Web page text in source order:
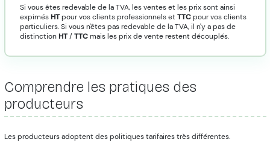
Si vous êtes redevable de la TVA, les ventes et les prix sont ainsi
expimésHTpour vos clients professionnels etTTCpour vos clients
particuliers. Si vous n'êtes pas redevable de la TVA, il n'y a pas de
distinctionHT/TTCmais les prix de vente restent découplés.
Comprendre les pratiques des
producteurs
Les producteurs adoptent des politiques tarifaires très différentes.